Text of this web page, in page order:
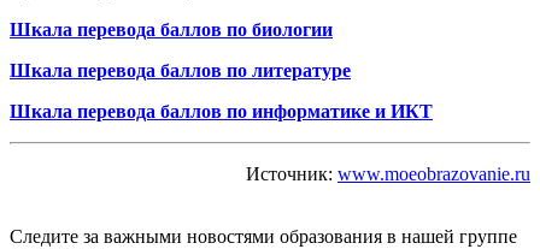
Шкала перевода баллов по биологии
Шкала перевода баллов по литературе
Шкала перевода баллов по информатике и ИКТ
Источник: www.moeobrazovanie.ru
Следите за важными новостями образования в нашей группе